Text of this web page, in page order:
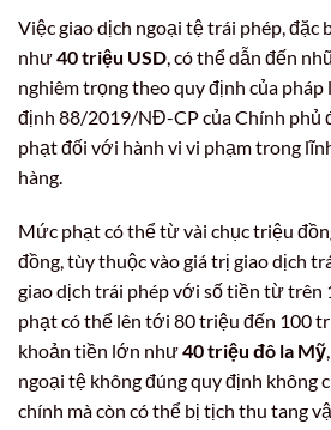
Việc giao dịch ngoại tệ trái phép, đặc
như40 triệu USD , có thể dẫn đến
nghiêm trọng theo quy định của
định 88/2019/NĐ-CP của Chính phủ
phạt đối với hành vi vi phạm trong
hàng.
Mức phạt có thể từ vài chục triệu
đồng, tùy thuộc vào giá trị giao dịch
giao dịch trái phép với số tiền từ trên
phạt có thể lên tới 80 triệu đến 100
khoản tiền lớn như40 triệu đô la Mỹ
ngoại tệ không đúng quy định không
chính mà còn có thể bị tịch thu tang